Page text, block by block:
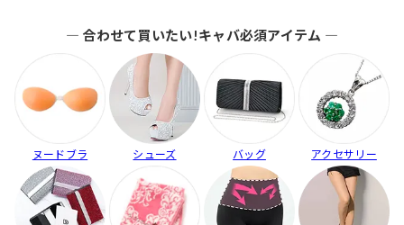
― 合わせて買いたい!キャバ必須アイテム ―
ヌードブラ シューズ バッグ アクセサリー